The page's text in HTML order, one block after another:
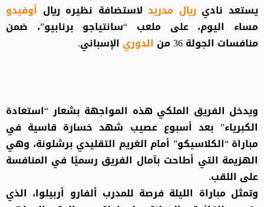
يستعد نادي ريال مدريد لاستضافة نظيره ريال أوفيدو
مساء اليوم، على ملعب “سانتياجو برنابيو”، ضمن
منافسات الجولة 36 من
الدوري الإسباني.
ويدخل الفريق الملكي هذه المواجهة بشعار “استعادة
الكبرياء” بعد أسبوع عصيب شهد خسارة قاسية في
مباراة “الكلاسيكو” أمام الغريم التقليدي برشلونة، وهي
الهزيمة التي أطاحت بآمال الفريق رسميًا في المنافسة
على اللقب.
وتمثل مباراة الليلة فرصة للمدرب ألفارو أربيلوا، الذي